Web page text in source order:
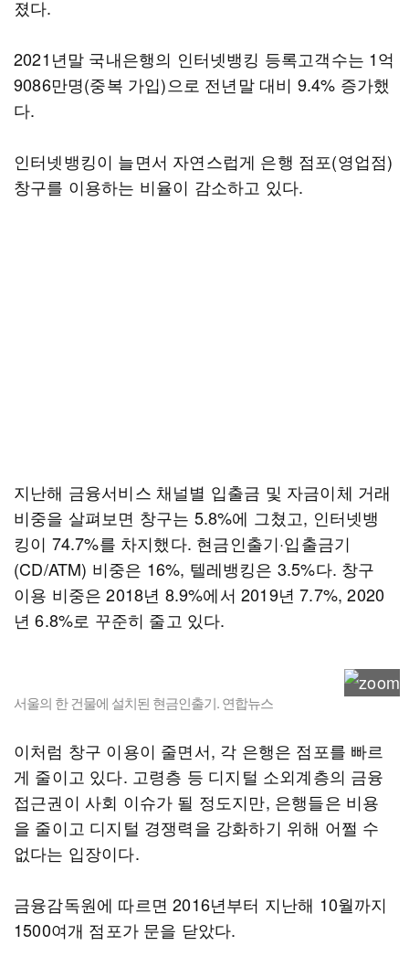
졌다.
2021년말 국내은행의 인터넷뱅킹 등록고객수는 1억
9086만명(중복 가입)으로 전년말 대비 9.4% 증가했
다.
인터넷뱅킹이 늘면서 자연스럽게 은행 점포(영업점)
창구를 이용하는 비율이 감소하고 있다.
지난해 금융서비스 채널별 입출금 및 자금이체 거래
비중을 살펴보면 창구는 5.8%에 그쳤고, 인터넷뱅
킹이 74.7%를 차지했다. 현금인출기·입출금기
(CD/ATM) 비중은 16%, 텔레뱅킹은 3.5%다. 창구
이용 비중은 2018년 8.9%에서 2019년 7.7%, 2020
년 6.8%로 꾸준히 줄고 있다.
서울의 한 건물에 설치된 현금인출기. 연합뉴스
이처럼 창구 이용이 줄면서, 각 은행은 점포를 빠르
게 줄이고 있다. 고령층 등 디지털 소외계층의 금융
접근권이 사회 이슈가 될 정도지만, 은행들은 비용
을 줄이고 디지털 경쟁력을 강화하기 위해 어쩔 수
없다는 입장이다.
금융감독원에 따르면 2016년부터 지난해 10월까지
1500여개 점포가 문을 닫았다.